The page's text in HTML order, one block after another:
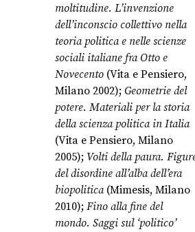
moltitudine. L’invenzione
dell’inconscio collettivo nella
teoria politica e nelle scienze
sociali italiane fra Otto e
Novecento (Vita e Pensiero,
Milano 2002); Geometrie del
potere. Materiali per la storia
della scienza politica in Italia
(Vita e Pensiero, Milano
2005); Volti della paura.
del disordine all’alba dell’era
biopolitica(Mimesis, Milano
2010); Fino alla fine del
mondo. Saggi sul ‘politico’